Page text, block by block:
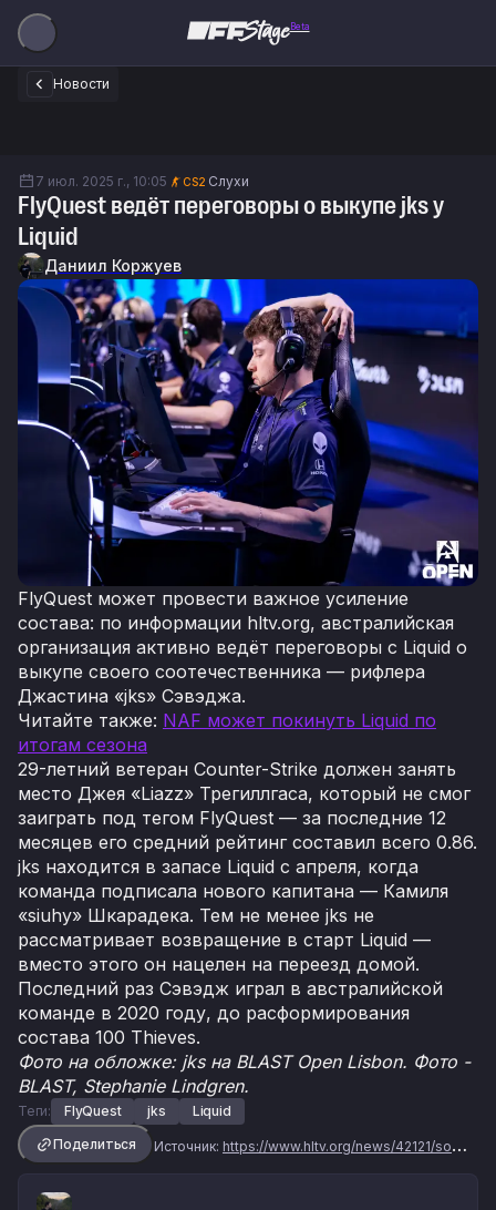
Beta
Новости
7 июл. 2025 г., 10:05 CS2 Слухи
FlyQuest ведёт переговоры о выкупе jks у
Liquid
Даниил Коржуев
FlyQuest может провести важное усиление
состава: по информации hltv.org, австралийская
организация активно ведёт переговоры с Liquid о
выкупе своего соотечественника — рифлера
Джастина «⁠jks⁠» Сэвэджа.
Читайте также: NAF может покинуть Liquid по
итогам сезона
29-летний ветеран Counter-Strike должен занять
место Джея «⁠Liazz⁠» Трегиллгаса, который не смог
заиграть под тегом FlyQuest — за последние 12
месяцев его средний рейтинг составил всего 0.86.
jks находится в запасе Liquid с апреля, когда
команда подписала нового капитана — Камиля
«⁠siuhy⁠» Шкарадека. Тем не менее jks не
рассматривает возвращение в старт Liquid —
вместо этого он нацелен на переезд домой.
Последний раз Сэвэдж играл в австралийской
команде в 2020 году, до расформирования
состава 100 Thieves.
Фото на обложке: jks⁠ на BLAST Open Lisbon. Фото -
BLAST, Stephanie Lindgren.
Теги: FlyQuest jks
Liquid
Поделиться
Источник: https://www.hltv.org/news/42121/sources-flyquest-target-jks-buyout